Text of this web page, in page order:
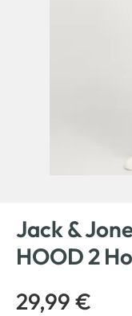
Jack &
HOOD 2
29,99 €